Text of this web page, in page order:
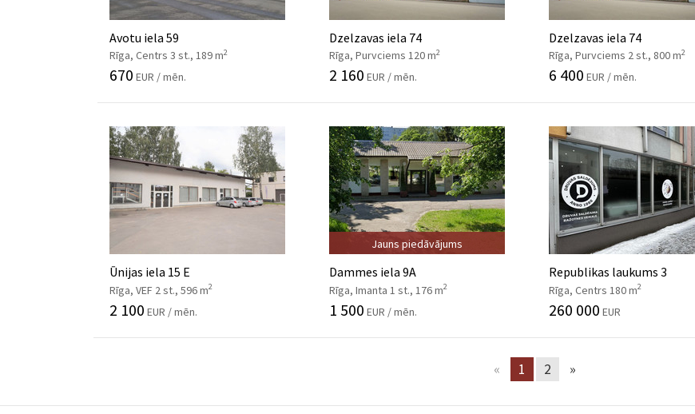
Avotu iela 59
Rīga, Centrs 3 st., 189 m2
670 EUR / mēn.
Dzelzavas iela 74
Rīga, Purvciems 120 m2
2 160 EUR / mēn.
Dzelzavas iela 74
Rīga, Purvciems 2 st., 800 m2
6 400 EUR / mēn.
Ūnijas iela 15 E
Rīga, VEF 2 st., 596 m2
2 100 EUR / mēn.
Jauns piedāvājums
Dammes iela 9A
Rīga, Imanta 1 st., 176 m2
1 500 EUR / mēn.
Republikas laukums 3
Rīga, Centrs 180 m2
260 000 EUR
« 1 2 »